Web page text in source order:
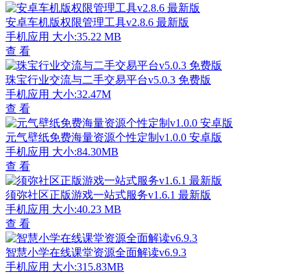
安卓车机版权限管理工具v2.8.6 最新版
手机应用 大小:35.22 MB
查 看
珠宝行业交流与二手交易平台v5.0.3 免费版
手机应用 大小:32.47M
查 看
元气壁纸免费海量资源个性定制v1.0.0 安卓版
手机应用 大小:84.30MB
查 看
须弥社区正版游戏一站式服务v1.6.1 最新版
手机应用 大小:40.23 MB
查 看
智慧小学在线课堂资源全面解读v6.9.3
手机应用 大小:315.83MB